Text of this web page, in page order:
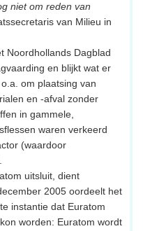
niet om reden van
van Milieu in
Noordhollands Dagblad
en blijkt wat er
om plaatsing van
en -afval zonder
in gammele,
waren verkeerd
(waardoor
uitsluit, dient
2005 oordeelt het
instantie dat Euratom
worden: Euratom wordt